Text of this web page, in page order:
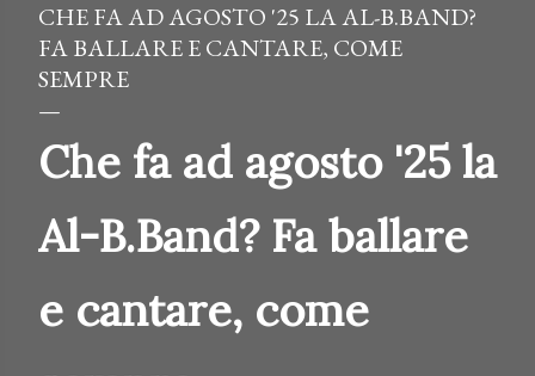
CHE FA AD AGOSTO '25 LA AL-B.BAND?
FA BALLARE E CANTARE, COME
SEMPRE
Che fa ad agosto '25 la
Al-B.Band? Fa ballare
e cantare, come